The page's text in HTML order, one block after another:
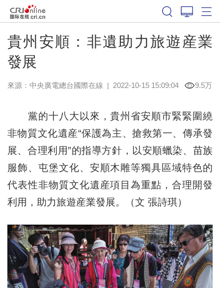
貴州安順：非遺助力旅遊産業
發展
來源：中央廣電總台國際在線 | 2022-10-15 15:09:04 9.5万
黨的十八大以來，貴州省安順市緊緊圍繞
非物質文化遺産“保護為主、搶救第一、傳承發
展、合理利用”的指導方針，以安順蠟染、苗族
服飾、屯堡文化、安順木雕等獨具區域特色的
代表性非物質文化遺産項目為重點，合理開發
利用，助力旅遊産業發展。（文 張詩琪）